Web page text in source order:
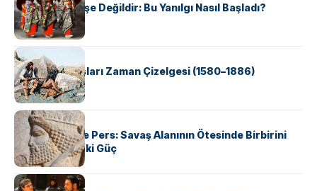
Geyşalar Fahişe Değildir: Bu Yanılgı Nasıl Başladı?
KÜLTÜR
Apache Savaşları Zaman Çizelgesi (1580–1886)
KÜLTÜR
Antik Yunan ve Pers: Savaş Alanının Ötesinde Birbirini
Şekillendiren İki Güç
KÜLTÜR